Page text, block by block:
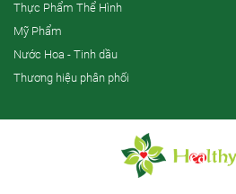
Thực Phẩm Thể Hình
Mỹ Phẩm
Nước Hoa - Tinh dầu
Thương hiệu phân phối